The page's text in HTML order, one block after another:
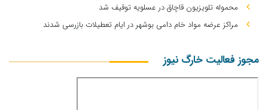
محموله تلویزیون قاچاق در عسلویه توقیف شد
مراکز عرضه مواد خام دامی بوشهر در ایام تعطیلات بازرسی شدند
مجوز فعالیت خارگ نیوز